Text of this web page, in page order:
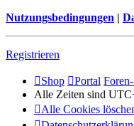
Nutzungsbedingungen |
Registrieren
Shop Portal
Alle Zeiten sind
Alle Cookies